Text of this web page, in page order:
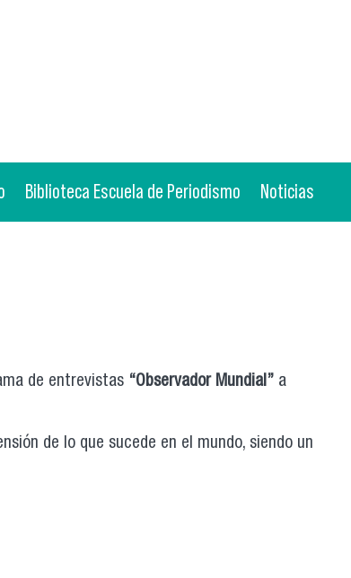
Biblioteca Escuela de Periodismo Noticias
de entrevistas “Observador Mundial” a
de lo que sucede en el mundo, siendo un